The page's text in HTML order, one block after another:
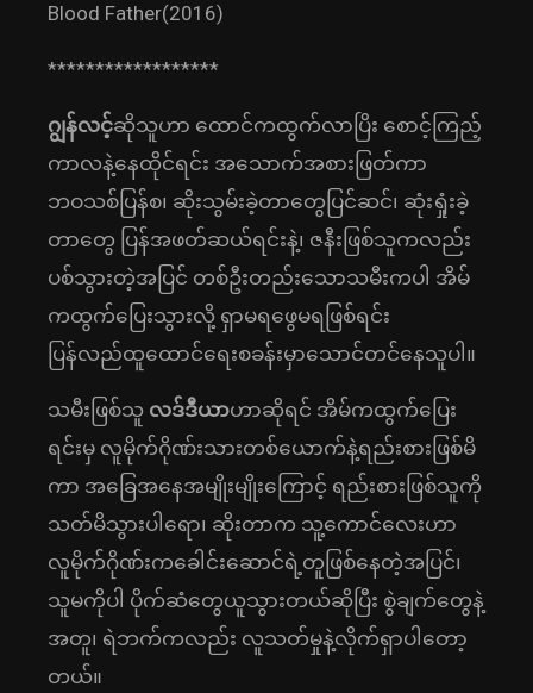
Blood Father(2016)
******************
ဂျွန်လင့်ဆိုသူဟာ ထောင်ကထွက်လာပြိး စောင့်ကြည့်
ကာလနဲ့နေထိုင်ရင်း အသောက်အစားဖြတ်ကာ
ဘဝသစ်ပြန်စ၊ ဆိုးသွမ်းခဲ့တာတွေပြင်ဆင်၊ ဆုံးရှုံးခဲ့
တာတွေ ပြန်အဖတ်ဆယ်ရင်းနဲ့၊ ဇနီးဖြစ်သူကလည်း
ပစ်သွားတဲ့အပြင် တစ်ဦးတည်းသောသမီးကပါ အိမ်
ကထွက်ပြေးသွားလို့ ရှာမရဖွေမရဖြစ်ရင်း
ပြန်လည်ထူထောင်ရေးစခန်းမှာသောင်တင်နေသူပါ။
သမီးဖြစ်သူ လဒ်ဒီယာဟာဆိုရင် အိမ်ကထွက်ပြေး
ရင်းမှ လူမိုက်ဂိုဏ်းသားတစ်ယောက်နဲ့ရည်းစားဖြစ်မိ
ကာ အခြေအနေအမျိုးမျိုးကြောင့် ရည်းစားဖြစ်သူကို
သတ်မိသွားပါရော၊ ဆိုးတာက သူ့ကောင်လေးဟာ
လူမိုက်ဂိုဏ်းကခေါင်းဆောင်ရဲ့တူဖြစ်နေတဲ့အပြင်၊
သူမကိုပါ ပိုက်ဆံတွေယူသွားတယ်ဆိုပြီး စွဲချက်တွေနဲ့
အတူ၊ ရဲဘက်ကလည်း လူသတ်မှုနဲ့လိုက်ရှာပါတော့
တယ်။